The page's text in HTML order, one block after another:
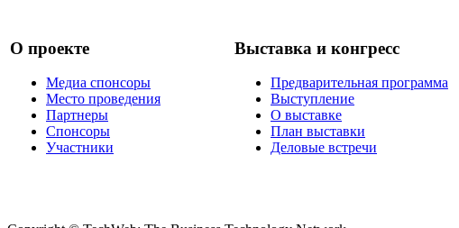
О проекте
Медиа спонсоры
Место проведения
Партнеры
Спонсоры
Участники
Выставка и конгресс
Предварительная программа
Выступление
О выставке
План выставки
Деловые встречи